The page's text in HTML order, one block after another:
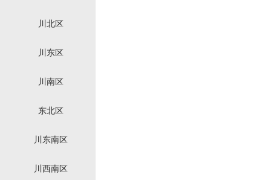
川北区
川东区
川南区
东北区
川东南区
川西南区